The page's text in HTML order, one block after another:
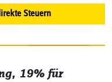
Steuern
19% für